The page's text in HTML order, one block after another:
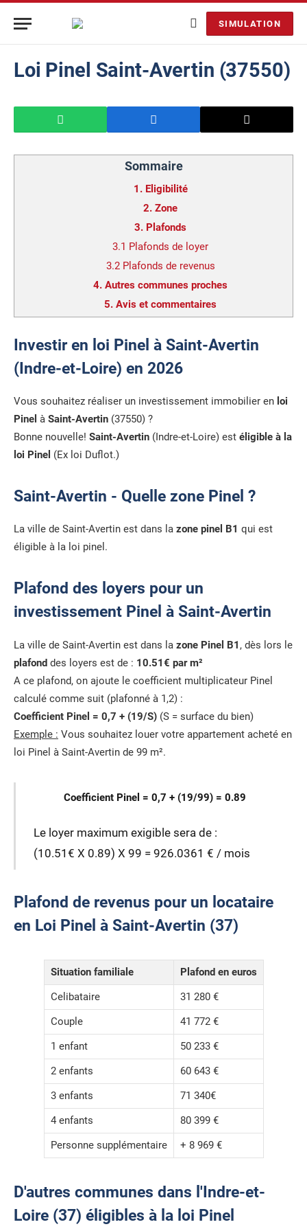
SIMULATION
Loi Pinel Saint-Avertin (37550)
Sommaire
1. Eligibilité
2. Zone
3. Plafonds
3.1 Plafonds de loyer
3.2 Plafonds de revenus
4. Autres communes proches
5. Avis et commentaires
Investir en loi Pinel à Saint-Avertin
(Indre-et-Loire) en 2026
Vous souhaitez réaliser un investissement immobilier en loi
Pinel à Saint-Avertin (37550) ?
Bonne nouvelle! Saint-Avertin (Indre-et-Loire) est éligible à la
loi Pinel (Ex loi Duflot.)
Saint-Avertin - Quelle zone Pinel ?
La ville de Saint-Avertin est dans la zone pinel B1 qui est
éligible à la loi pinel.
Plafond des loyers pour un
investissement Pinel à Saint-Avertin
La ville de Saint-Avertin est dans la zone Pinel B1 , dès lors le
plafond des loyers est de : 10.51€ par m²
A ce plafond, on ajoute le coefficient multiplicateur Pinel
calculé comme suit (plafonné à 1,2) :
Coefficient Pinel = 0,7 + (19/S) (S = surface du bien)
Exemple : Vous souhaitez louer votre appartement acheté en
loi Pinel à Saint-Avertin de 99 m².
Coefficient Pinel = 0,7 + (19/99) = 0.89
Le loyer maximum exigible sera de :
(10.51€ X 0.89) X 99 = 926.0361 € / mois
Plafond de revenus pour un locataire
en Loi Pinel à Saint-Avertin (37)
Situation familiale
Plafond en euros
Celibataire
31 280 €
Couple
41 772 €
1 enfant
50 233 €
2 enfants
60 643 €
3 enfants
71 340€
4 enfants
80 399 €
Personne supplémentaire
+ 8 969 €
D'autres communes dans l'Indre-et-
Loire (37) éligibles à la loi Pinel